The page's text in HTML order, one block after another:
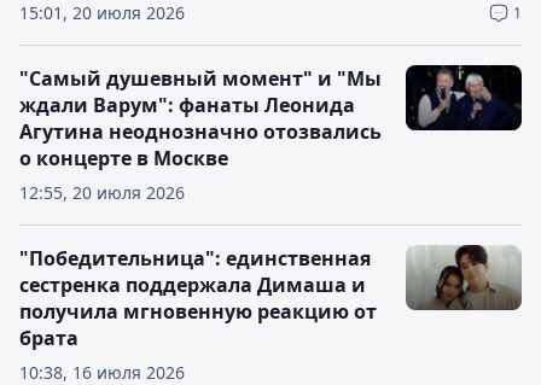
15:01, 20 июля 2026 1
12:55, 20 июля 2026
"Самый душевный момент" и "Мы
ждали Варум": фанаты Леонида
Агутина неоднозначно отозвались
о концерте в Москве
10:38, 16 июля 2026
"Победительница": единственная
сестренка поддержала Димаша и
получила мгновенную реакцию от
брата